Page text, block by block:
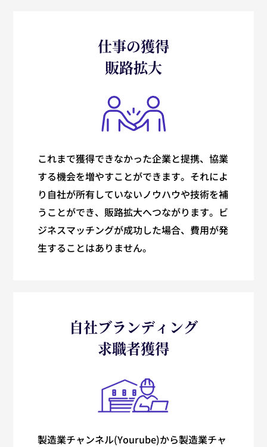
仕事の獲得
販路拡大
これまで獲得できなかった企業と提携、協業
する機会を増やすことができます。それによ
り自社が所有していないノウハウや技術を補
うことができ、販路拡大へつながります。ビ
ジネスマッチングが成功した場合、費用が発
生することはありません。
自社ブランディング
求職者獲得
製造業チャンネル(Yourube)から製造業チャ